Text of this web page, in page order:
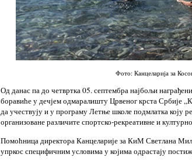
Фото: Канцеларија за
Од данас па до четвртка 05. септембра најбољи
боравиће у дечјем одмаралишту Црвеног крста Србије
да учествују и у програму Летње школе подмлатка коју
организоване различите спортско-рекреативне и
Помоћница директора Канцеларије за КиМ Светлана
упркос специфичним условима у којима одрастају